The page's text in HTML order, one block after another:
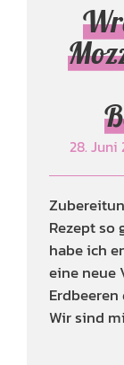
28. Juni
Rezept so
habe ich
eine neue
Wir sind